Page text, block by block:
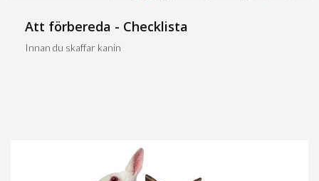
Att förbereda - Checklista
Innan du skaffar kanin